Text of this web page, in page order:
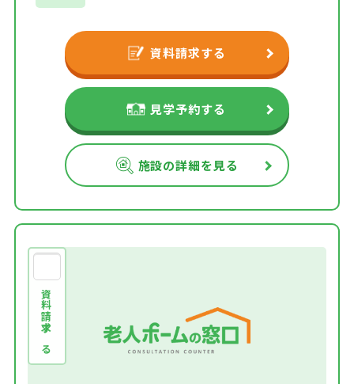
資料請求する
見学予約する
施設の詳細を見る
資料請求する